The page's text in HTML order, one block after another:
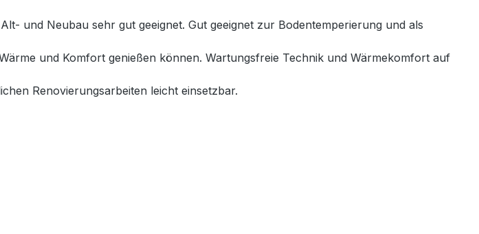
und Neubau sehr gut geeignet. Gut geeignet zur Bodentemperierung und als
und Komfort genießen können. Wartungsfreie Technik und Wärmekomfort auf
Renovierungsarbeiten leicht einsetzbar.